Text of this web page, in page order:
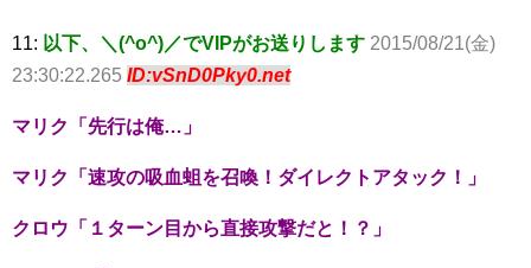
11: 以下、＼(^o^)／でVIPがお送りします 2015/08/21(金)
23:30:22.265 ID:vSnD0Pky0.net
マリク「先行は俺…」
マリク「速攻の吸血蛆を召喚！ダイレクトアタック！」
クロウ「１ターン目から直接攻撃だと！？」